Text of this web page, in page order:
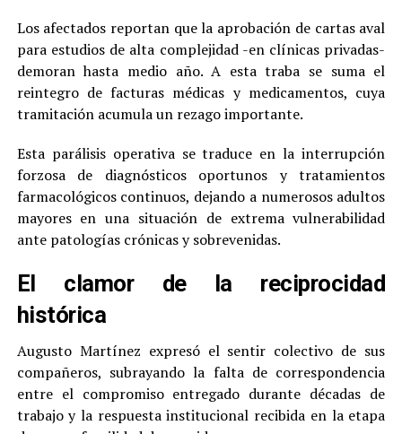
Los afectados reportan que la aprobación de cartas aval
para estudios de alta complejidad -en clínicas privadas-
demoran hasta medio año. A esta traba se suma el
reintegro de facturas médicas y medicamentos, cuya
tramitación acumula un rezago importante.
Esta parálisis operativa se traduce en la interrupción
forzosa de diagnósticos oportunos y tratamientos
farmacológicos continuos, dejando a numerosos adultos
mayores en una situación de extrema vulnerabilidad
ante patologías crónicas y sobrevenidas.
El clamor de la reciprocidad
histórica
Augusto Martínez expresó el sentir colectivo de sus
compañeros, subrayando la falta de correspondencia
entre el compromiso entregado durante décadas de
trabajo y la respuesta institucional recibida en la etapa